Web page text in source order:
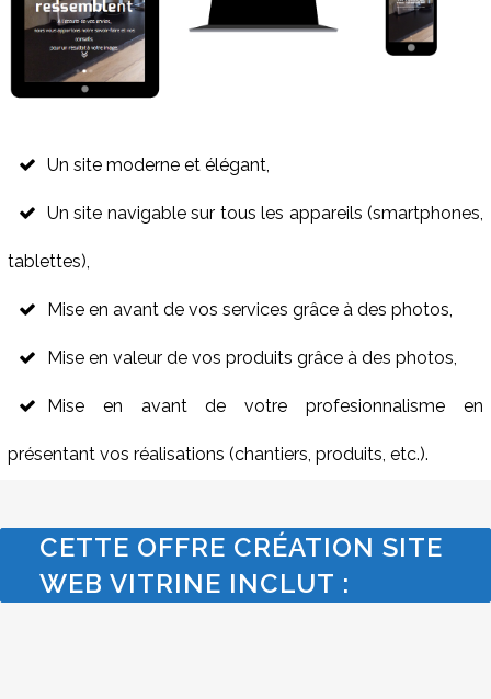
Un site moderne et élégant,
Un site navigable sur tous les appareils (smartphones,
tablettes),
Mise en avant de vos services grâce à des photos,
Mise en valeur de vos produits grâce à des photos,
Mise en avant de votre profesionnalisme en
présentant vos réalisations (chantiers, produits, etc.).
CETTE OFFRE CRÉATION SITE
WEB VITRINE INCLUT :